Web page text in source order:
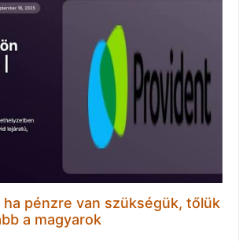
ha pénzre van szükségük, tőlük
a magyarok